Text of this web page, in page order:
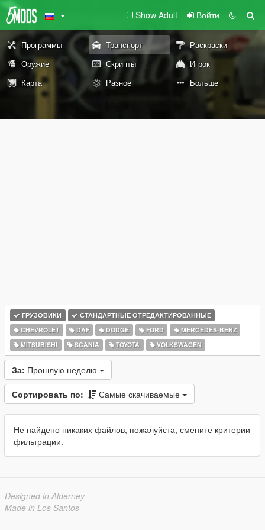
Show Adult Войти
Программы Транспорт
Раскраски
Оружие
Скрипты
Игрок
Карта
Разное Больше
ГРУЗОВИКИ
СТАНДАРТНЫЕ ОТРЕДАКТИРОВАННЫЕ
CHEVROLET
DAF DODGE FORD
MERCEDES-BENZ
MITSUBISHI
SCANIA TOYOTA VOLKSWAGEN
За: Прошлую неделю
Сортировать по: Самые скачиваемые
Не найдено никаких файлов, пожалуйста, смените критерии
фильтрации.
Designed in Alderney
Made in Los Santos